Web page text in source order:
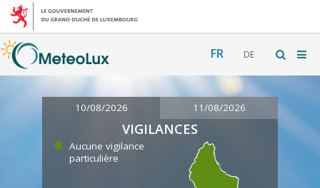
FR DE
10/08/2026 11/08/2026
VIGILANCES
Aucune vigilance
particulière